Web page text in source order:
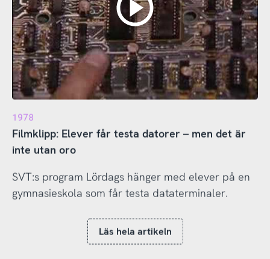
1978
Filmklipp: Elever får testa datorer – men det är
inte utan oro
SVT:s program Lördags hänger med elever på en
gymnasieskola som får testa dataterminaler.
Läs hela artikeln